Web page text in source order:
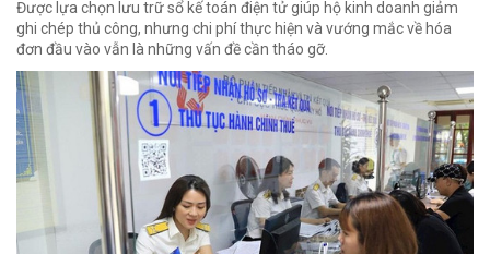
Được lựa chọn lưu trữ sổ kế toán điện tử giúp hộ kinh doanh giảm
ghi chép thủ công, nhưng chi phí thực hiện và vướng mắc về hóa
đơn đầu vào vẫn là những vấn đề cần tháo gỡ.